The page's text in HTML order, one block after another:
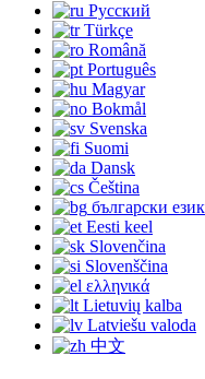
Русский
Türkçe
Română
Português
Magyar
Bokmål
Svenska
Suomi
Dansk
Čeština
български език
Eesti keel
Slovenčina
Slovenščina
ελληνικά
Lietuvių kalba
Latviešu valoda
中文